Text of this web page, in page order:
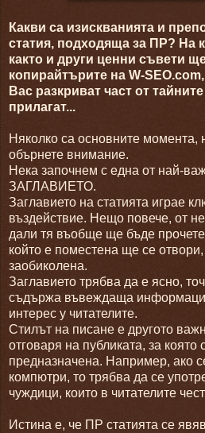
Какви са изискванията и
статия, подходяща за ПР? На
както и други ценни съвети
копирайтърите на W-
Вас разкриват част от
прилагат...
Няколко са основните момента,
обърнете внимание.
Нека започнем с една от най-
ЗАГЛАВИЕТО.
Заглавието на статията играе
въздействие. Нещо повече, от
дали тя въобще ще бъде
който е поместена ще се
заобиколена.
Заглавието трябва да е ясно,
съдържа въвеждаща
интерес у читателите.
Стилът на писане е другото
отговаря на публиката, за която
предназначена. Например, ако
компютри, то трябва да се
чуждици, които в читателите
Истина е, че ПР статията се